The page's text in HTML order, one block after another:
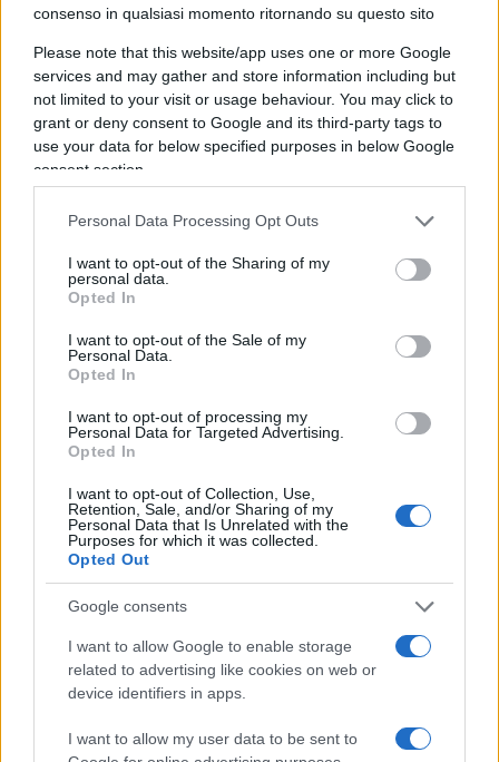
consenso in qualsiasi momento ritornando su questo sito
Please note that this website/app uses one or more Google
services and may gather and store information including but
not limited to your visit or usage behaviour. You may click to
grant or deny consent to Google and its third-party tags to
use your data for below specified purposes in below Google
consent section.
Personal Data Processing Opt Outs
I want to opt-out of the Sharing of my
personal data.
Opted In
I want to opt-out of the Sale of my
Personal Data.
Opted In
I want to opt-out of processing my
Personal Data for Targeted Advertising.
Opted In
I want to opt-out of Collection, Use,
Retention, Sale, and/or Sharing of my
Personal Data that Is Unrelated with the
Purposes for which it was collected.
Opted Out
Google consents
I want to allow Google to enable storage
related to advertising like cookies on web or
device identifiers in apps.
I want to allow my user data to be sent to
termine. Ecco quante “desistenze”
anti-Le Pen
diRedazione